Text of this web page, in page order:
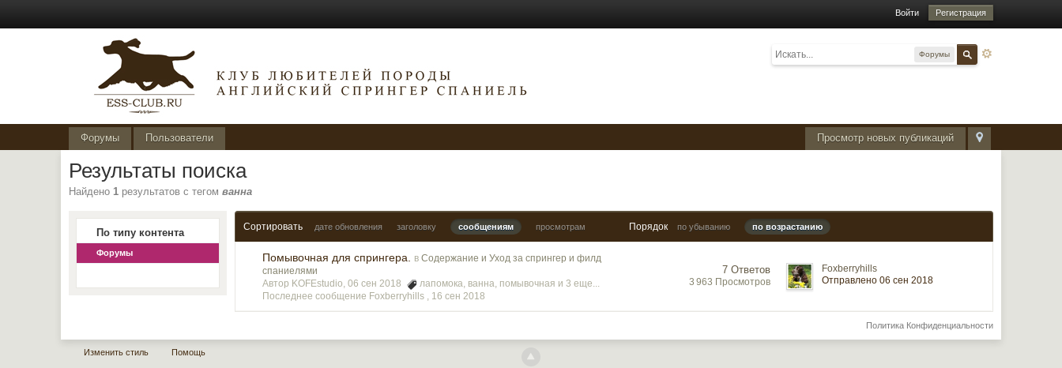
Войти Регистрация
Форумы
Просмотр новых публикаций
Форумы Пользователи
Результаты поиска
Найдено1 результатов с тегомванна
По типу контента
Форумы
Сортировать дате обновления заголовку сообщениям просмотрам Порядок по убыванию по возрастанию
Помывочная для спрингера. в Содержание и Уход за спрингер и филд
спаниелями
Автор KOFEstudio, 06 сен 2018
лапомока, ванна, помывочная и 3 еще...
Последнее сообщение Foxberryhills , 16 сен 2018
7 Ответов
3 963 Просмотров
Foxberryhills
Отправлено 06 сен 2018
Политика Конфиденциальности
Изменить стиль Помощь